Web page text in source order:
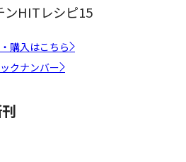
ンHITレシピ15
購入はこちら
クナンバー